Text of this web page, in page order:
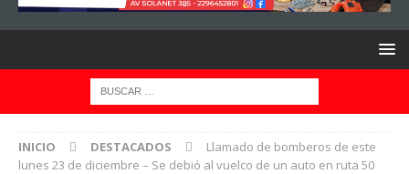
INICIO DESTACADOS
Llamado de bomberos de este
lunes 23 de diciembre – Se debió al vuelco de un auto en ruta 50